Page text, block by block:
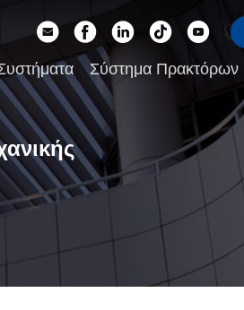
Σύστημα Πρακτόρων